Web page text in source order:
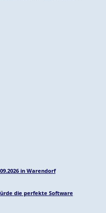
in Warendorf
die perfekte Software